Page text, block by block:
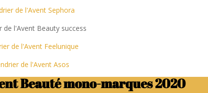
de l'Avent Sephora
de l'Avent Beauty success
de l'Avent Feelunique
de l'Avent Asos
Beauté mono-marques 2020